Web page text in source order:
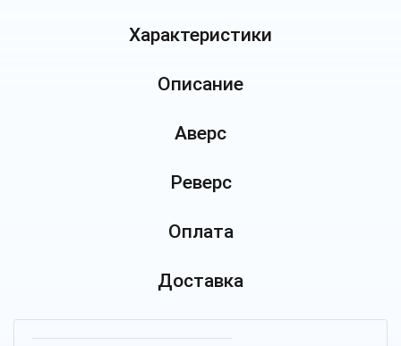
Характеристики
Описание
Аверс
Реверс
Оплата
Доставка